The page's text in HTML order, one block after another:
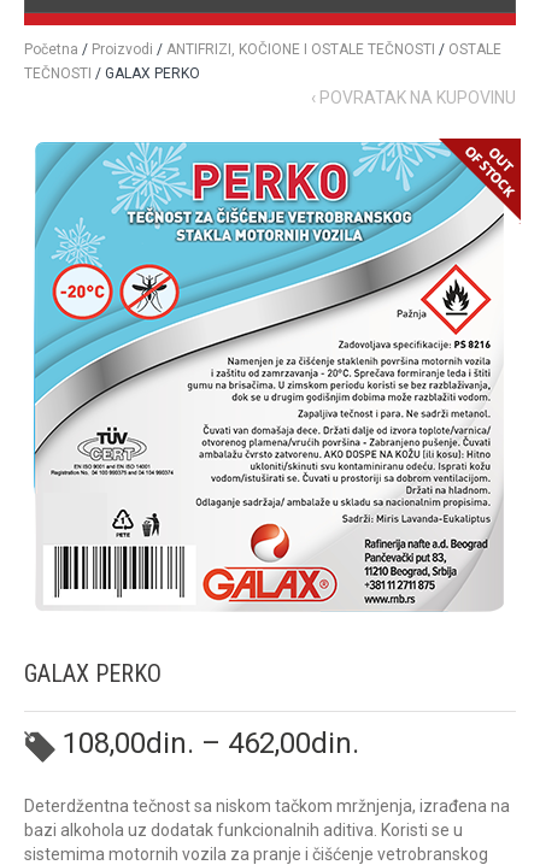
Početna / Proizvodi / ANTIFRIZI, KOČIONE I OSTALE TEČNOSTI / OSTALE
TEČNOSTI / GALAX PERKO
‹ POVRATAK NA KUPOVINU
GALAX PERKO
108,00din. – 462,00din.
Deterdžentna tečnost sa niskom tačkom mržnjenja, izrađena na
bazi alkohola uz dodatak funkcionalnih aditiva. Koristi se u
sistemima motornih vozila za pranje i čišćenje vetrobranskog